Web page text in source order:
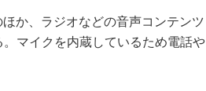
か、ラジオなどの音声コンテンツ
マイクを内蔵しているため電話や